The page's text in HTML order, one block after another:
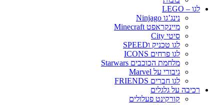
לגו – LEGO
נינג’גו Ninjago
מיינקראפט Minecraft
סיטי City
לגו טכניק וSPEED
לגו פרחים ICONS
מלחמת הכוכבים Starwars
גיבורי על Marvel
לגו חברים FRIENDS
רכיבה על גלגלים
קורקינט פעלולים